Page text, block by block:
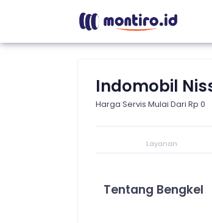
Indomobil
Harga Servis Mulai Dari Rp 0
Layanan
Tentang Bengkel